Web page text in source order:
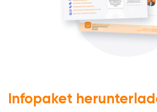
Infopaket